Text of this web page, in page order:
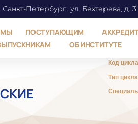
Санкт-Петербург, ул. Бехтерева, д.
ПОСТУПАЮЩИМ
ОБ ИНСТИТУТЕ
Код цикла
Тип цикла